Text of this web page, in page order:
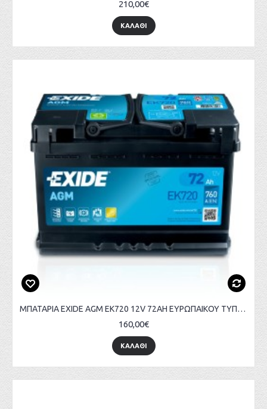
210,00€
ΚΑΛΑΘΙ
ΜΠΑΤΑΡΙΑ EXIDE AGM EK720 12V 72AH ΕΥΡΩΠΑΙΚΟΥ ΤΥΠΟΥ
160,00€
ΚΑΛΑΘΙ